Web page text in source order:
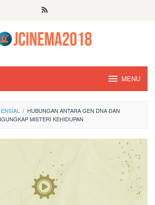
MENU
/ HUBUNGAN ANTARA GEN DNA DAN
MISTERI KEHIDUPAN